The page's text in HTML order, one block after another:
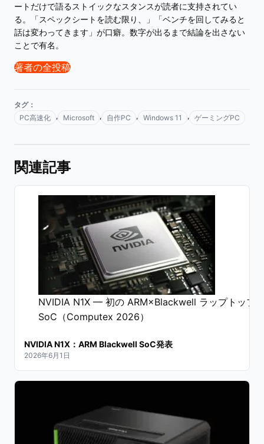
ートだけで語るストイックなスタンスが読者に支持されてい
る。「スペックシートを読む限り、」「ベンチを回してみると
話は変わってきます」が口癖。数字が出るまで結論を出さない
ことで有名。
著者の全投稿
タグ：
PC高速化
, Microsoft , 自作PC , Windows 11 , ゲーミングPC
関連記事
NVIDIA N1X — 初の ARM×Blackwell ラップトップ
SoC（Computex 2026）
NVIDIA N1X：ARM Blackwell SoC発表
2026年6月1日